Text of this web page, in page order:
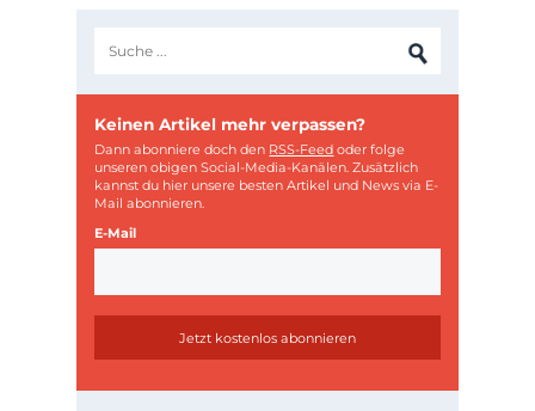
Keinen Artikel mehr verpassen?
Dann abonniere doch den RSS-Feed oder folge
unseren obigen Social-Media-Kanälen. Zusätzlich
kannst du hier unsere besten Artikel und News via E-
Mail abonnieren.
E-Mail